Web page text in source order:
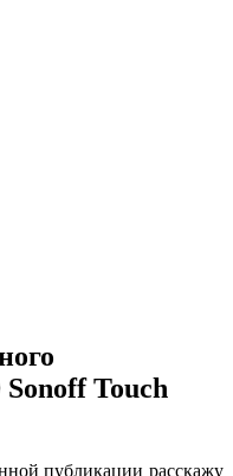
Touch
публикации расскажу